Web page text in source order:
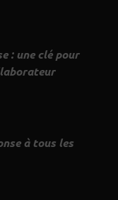
: une clé pour
à tous les